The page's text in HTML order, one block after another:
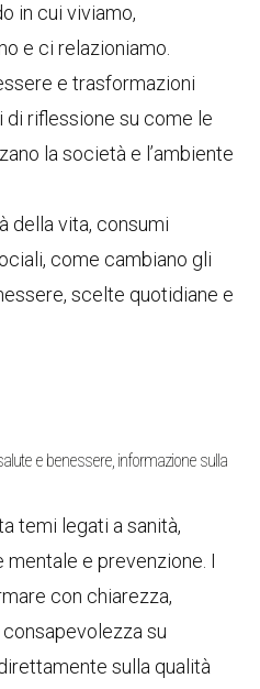
in cui viviamo,
e ci relazioniamo.
e trasformazioni
riflessione su come le
la società e l’ambiente
della vita, consumi
come cambiano gli
scelte quotidiane e
e benessere, informazione sulla
temi legati a sanità,
e prevenzione. I
con chiarezza,
su
sulla qualità